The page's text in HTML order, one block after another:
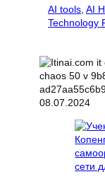
AI tools AI
Technology
08.07.2024